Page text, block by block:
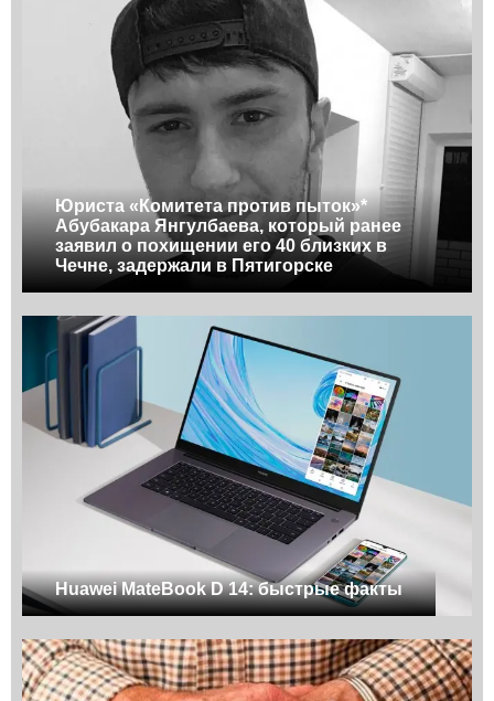
Юриста «Комитета против пыток»*
Абубакара Янгулбаева, который ранее
заявил о похищении его 40 близких в
Чечне, задержали в Пятигорске
Huawei MateBook D 14: быстрые факты